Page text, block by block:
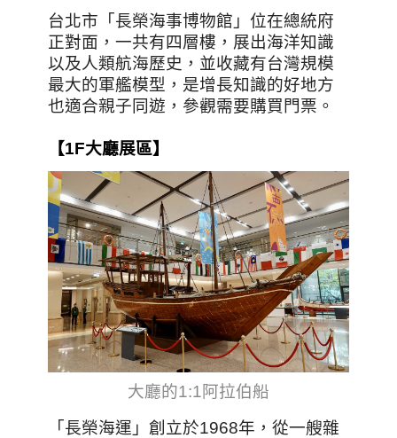
台北市「長榮海事博物館」位在總統府
正對面，一共有四層樓，展出海洋知識
以及人類航海歷史，並收藏有台灣規模
最大的軍艦模型，是增長知識的好地方
也適合親子同遊，參觀需要購買門票。
【1F大廳展區】
大廳的1:1阿拉伯船
「長榮海運」創立於1968年，從一艘雜